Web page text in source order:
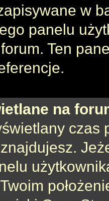
w
panelu
Ten
na
czas